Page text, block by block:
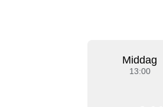
Middag
13:00